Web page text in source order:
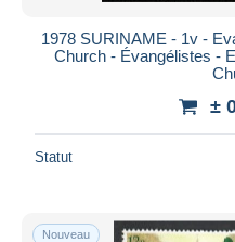
1978 SURINAME - 1v -
Church - Évangélistes -
±
Statut
Nouveau